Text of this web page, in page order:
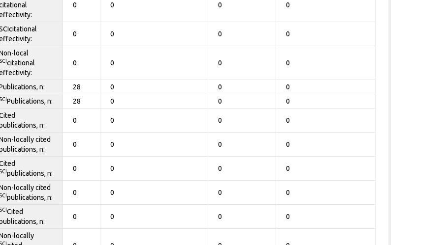
0 0 0 0
0 0 0 0
local
citational
0 0 0 0
n: 28 0 0 0
Publications, n: 28 0 0
0
n:
0 0 0 0
locally cited
n:
0 0 0 0
publications, n:
0 0 0 0
locally cited
publications, n:
0 0 0 0
Cited
n:
0 0 0 0
locally